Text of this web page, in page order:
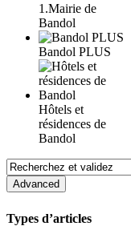
1.Mairie de
Bandol
Bandol PLUS
Hôtels et
résidences de
Bandol
Types d’articles